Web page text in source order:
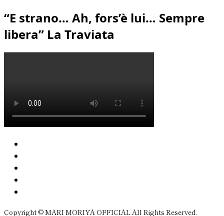
“E strano… Ah, fors’è lui… Sempre
libera” La Traviata
Copyright © MARI MORIYA OFFICIAL All Rights Reserved.